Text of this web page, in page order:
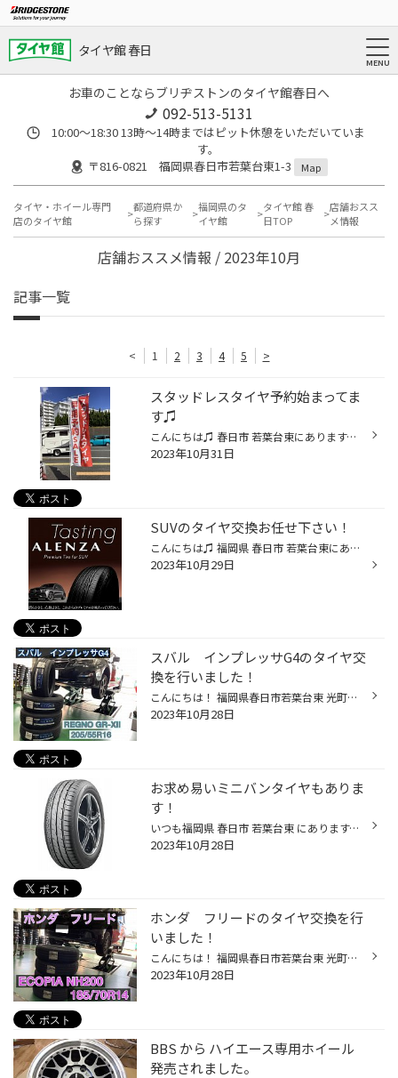
タイヤ館 春日
お車のことならブリヂストンのタイヤ館春日へ
092-513-5131
10:00～18:30 13時〜14時まではピット休憩をいただいていま
す。
〒816-0821 福岡県春日市若葉台東1-3
Map
タイヤ・ホイール専門
店のタイヤ館
都道府県か
ら探す
福岡県のタ
イヤ館
タイヤ館 春
日TOP
店舗おスス
メ情報
店舗おススメ情報 / 2023年10月
記事一覧
< 1 2 3 4 5 >
スタッドレスタイヤ予約始まってま
す♫
こんにちは♫ 春日市 若葉台東にあります、タイヤ館春日店の牧口です！ ここ最近、気温も下がり、朝晩は寒くなってきました！ 当店でも冬用タイヤ（スタッドレスタイヤ）の御予約をさせて頂いています！ 年末年始のお出かけ、これまで使用していたスタッドレスタイヤの交換時期などあると思いますが...
2023年10月31日
SUVのタイヤ交換お任せ下さい！
こんにちは♫ 福岡県 春日市 若葉台東にあります、タイヤ館春日店の牧口です！ 今日は今人気のSUV車のタイヤの紹介です！ SUV専用タイヤって？ フォレスター、ハリアー、RAV4、ランクル、CX-5、パジェロ などの、SUV専用タイヤとして、耐久性を重要視し形状・構造を設計。 求められるシーンにおいて...
2023年10月29日
スバル インプレッサG4のタイヤ交
換を行いました！
こんにちは！ 福岡県春日市若葉台東 光町交差点近くにあるタイヤ館春日店です！ いつもタイヤ館春日店のwebをご覧頂き 誠に有難うございます(*^▽^*) 今回、スバル インプレッサG4のタイヤ交換を行いました♪ 装着タイヤは、 【REGNO GR-XⅡ 205/55R16】です！ REGNO GR-XⅡというタイヤは、 セダンやコ...
2023年10月28日
お求め易いミニバンタイヤもありま
す！
いつも福岡県 春日市 若葉台東 にあります、 タイヤ館 福岡春日店のWebを御覧の皆様ありがとうございます♪ ミニバン の タイヤ交換も お任せの、春日市 若葉台東 タイヤ館 春日店の牧口です♪ヽ(´▽｀)/ タイヤ館は、あなたの町の "タイヤ専門店"です。基本的には「ブリヂストン タイヤ カタログ」に...
2023年10月28日
ホンダ フリードのタイヤ交換を行
いました！
こんにちは！ 福岡県春日市若葉台東 光町交差点近くにあるタイヤ館春日店です！ いつもタイヤ館春日店のwebをご覧頂き 誠に有難うございます(*^▽^*) 今回、ホンダ フリードのタイヤ交換を行いました♪ 装着したタイヤは、 【ECOPIA NH200 185/70R14】です！ こちらのECOPIA NH200というタイヤは、 新...
2023年10月28日
BBS から ハイエース専用ホイール
発売されました。